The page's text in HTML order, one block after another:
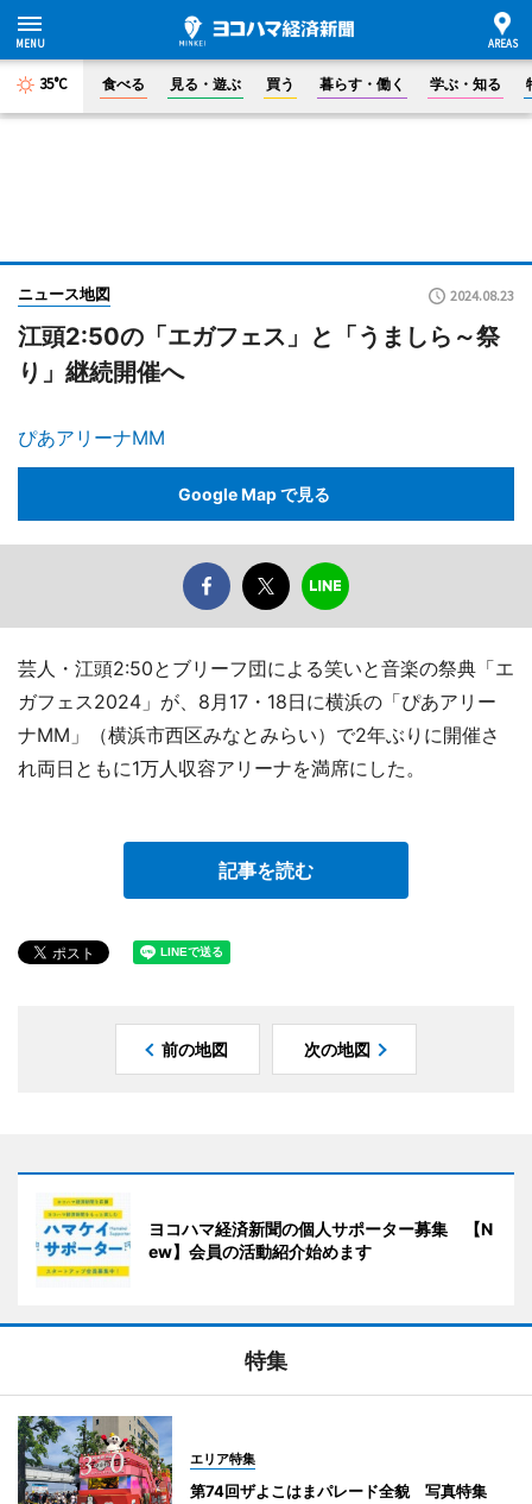
35°C 食べる 見る・遊ぶ 買う 暮らす・働く 学ぶ・知る
ニュース地図 2024.08.23
江頭2:50の「エガフェス」と「うましら～祭
り」継続開催へ
ぴあアリーナMM
Google Map で見る
芸人・江頭2:50とブリーフ団による笑いと音楽の祭典「エ
ガフェス2024」が、8月17・18日に横浜の「ぴあアリー
ナMM」（横浜市西区みなとみらい）で2年ぶりに開催さ
れ両日ともに1万人収容アリーナを満席にした。
記事を読む
前の地図 次の地図
ヨコハマ経済新聞の個人サポーター募集 【N
ew】会員の活動紹介始めます
特集
エリア特集
第74回ザよこはまパレード全貌 写真特集